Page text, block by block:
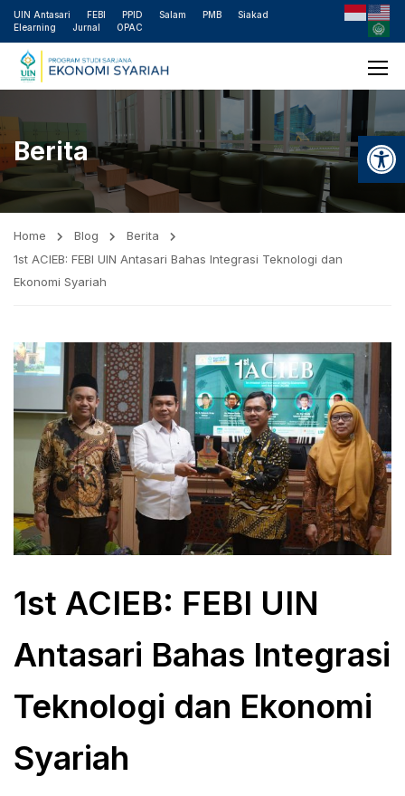
UIN Antasari FEBI PPID Salam PMB
Siakad
Elearning
Jurnal OPAC
Berita
Home Blog
Berita
1st ACIEB: FEBI UIN Antasari Bahas Integrasi Teknologi dan
Ekonomi Syariah
1st ACIEB: FEBI UIN
Antasari Bahas Integrasi
Teknologi dan Ekonomi
Syariah